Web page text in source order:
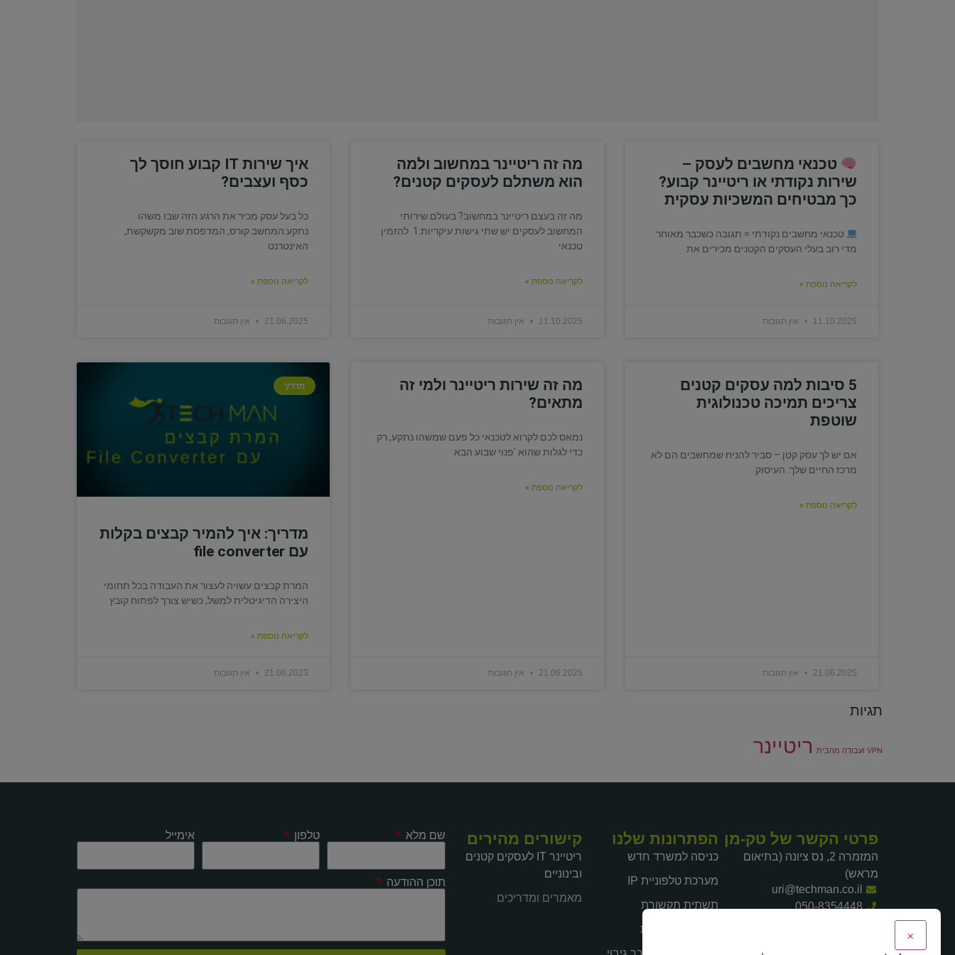
טכנאי מחשבים לעסק –
שירות נקודתי או ריטיינר קבוע?
כך מבטיחים המשכיות עסקית
טכנאי מחשבים נקודתי = תגובה כשכבר מאוחר
מדי רוב בעלי העסקים הקטנים מכירים את
לקריאה נוספת »
11.10.2025 אין תגובות
מה זה ריטיינר במחשוב ולמה
הוא משתלם לעסקים קטנים?
מה זה בעצם ריטיינר במחשוב? בעולם שירותי
המחשוב לעסקים יש שתי גישות עיקריות:1. להזמין
טכנאי
לקריאה נוספת »
11.10.2025 אין תגובות
איך שירות IT קבוע חוסך לך
כסף ועצבים?
כל בעל עסק מכיר את הרגע הזה שבו משהו
נתקע:המחשב קורס, המדפסת שוב מקשקשת,
האינטרנט
לקריאה נוספת »
21.06.2025 אין תגובות
5 סיבות למה עסקים קטנים
צריכים תמיכה טכנולוגית
שוטפת
אם יש לך עסק קטן – סביר להניח שמחשבים הם לא
מרכז החיים שלך. העיסוק
לקריאה נוספת »
21.06.2025 אין תגובות
מה זה שירות ריטיינר ולמי זה
מתאים?
נמאס לכם לקרוא לטכנאי כל פעם שמשהו נתקע, רק
כדי לגלות שהוא 'פנוי שבוע הבא
לקריאה נוספת »
21.06.2025 אין תגובות
מדריך
מדריך: איך להמיר קבצים בקלות
עם file converter
המרת קבצים עשויה לעצור את העבודה בכל תחומי
היצירה הדיגיטלית למשל, כשיש צורך לפתוח קובץ
לקריאה נוספת »
21.06.2023 אין תגובות
תגיות
VPN ועבודה מהבית ריטיינר
פרטי הקשר של טק-מן
המזמרה 2, נס ציונה (בתיאום
מראש)
uri@techman.co.il
050-8354448
הפתרונות שלנו
כניסה למשרד חדש
מערכת טלפוניית IP
תשתית תקשורת
אוטומציה עסקית
קישורים מהירים
ריטיינר IT לעסקים קטנים
ובינוניים
מאמרים ומדריכים
שם מלא טלפון אימייל
תוכן ההודעה
×